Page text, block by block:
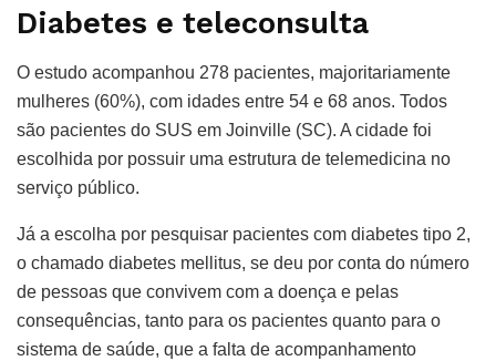
Diabetes e teleconsulta
O estudo acompanhou 278 pacientes, majoritariamente
mulheres (60%), com idades entre 54 e 68 anos. Todos
são pacientes do SUS em Joinville (SC). A cidade foi
escolhida por possuir uma estrutura de telemedicina no
serviço público.
Já a escolha por pesquisar pacientes com diabetes tipo 2,
o chamado diabetes mellitus, se deu por conta do número
de pessoas que convivem com a doença e pelas
consequências, tanto para os pacientes quanto para o
sistema de saúde, que a falta de acompanhamento